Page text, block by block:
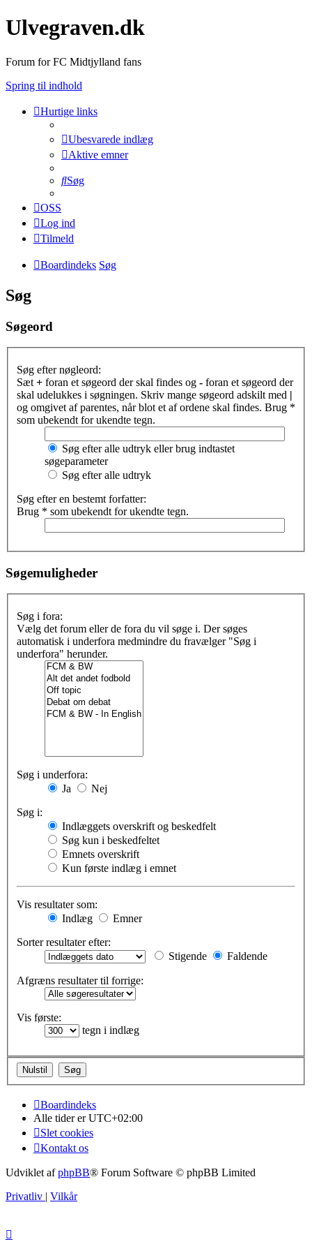
Ulvegraven.dk
Forum for FC Midtjylland fans
Spring til indhold
Hurtige links
Ubesvarede indlæg
Aktive emner
Søg
OSS
Log ind
Tilmeld
Boardindeks Søg
Søg
Søgeord
Søg efter nøgleord:
Sæt + foran et søgeord der skal findes og - foran et søgeord der
skal udelukkes i søgningen. Skriv mange søgeord adskilt med |
og omgivet af parentes, når blot et af ordene skal findes. Brug *
som ubekendt for ukendte tegn.
Søg efter alle udtryk eller brug indtastet
søgeparameter
Søg efter alle udtryk
Søg efter en bestemt forfatter:
Brug * som ubekendt for ukendte tegn.
Søgemuligheder
Søg i fora:
Vælg det forum eller de fora du vil søge i. Der søges
automatisk i underfora medmindre du fravælger "Søg i
underfora" herunder.
Søg i underfora:
Ja
Nej
Søg i:
Indlæggets overskrift og beskedfelt
Søg kun i beskedfeltet
Emnets overskrift
Kun første indlæg i emnet
Vis resultater som:
Indlæg
Emner
Sorter resultater efter:
Stigende
Faldende
Afgræns resultater til forrige:
Vis første:
tegn i indlæg
Boardindeks
Alle tider erUTC+02:00
Slet cookies
Kontakt os
Udviklet afphpBB® Forum Software © phpBB Limited
Privatliv | Vilkår